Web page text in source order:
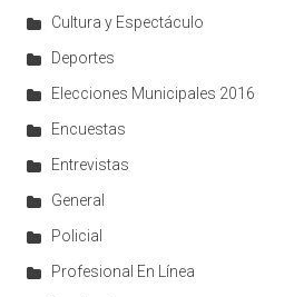
Cultura y Espectáculo
Deportes
Elecciones Municipales 2016
Encuestas
Entrevistas
General
Policial
Profesional En Línea